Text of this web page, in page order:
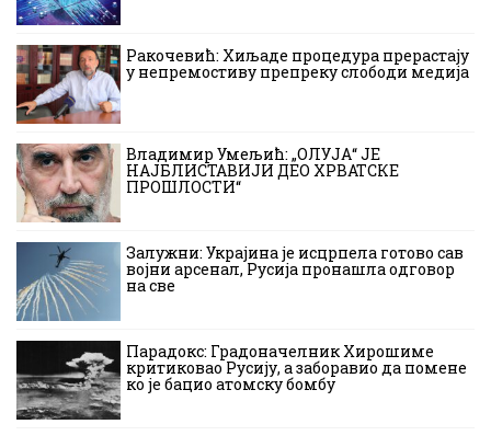
Ракочевић: Хиљаде процедура прерастају
у непремостиву препреку слободи медија
Владимир Умељић: „ОЛУЈА“ ЈЕ
НАЈБЛИСТАВИЈИ ДЕО ХРВАТСКЕ
ПРОШЛОСТИ“
Залужни: Украјина је исцрпела готово сав
војни арсенал, Русија пронашла одговор
на све
Парадокс: Градоначелник Хирошиме
критиковао Русију, а заборавио да помене
ко је бацио атомску бомбу